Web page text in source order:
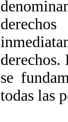
derechos.
se
todas las